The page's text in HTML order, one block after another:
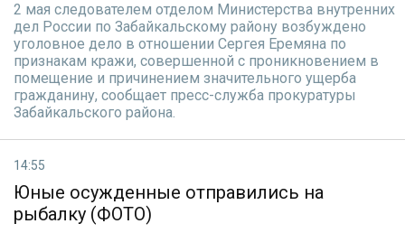
2 мая следователем отделом Министерства внутренних
дел России по Забайкальскому району возбуждено
уголовное дело в отношении Сергея Еремяна по
признакам кражи, совершенной с проникновением в
помещение и причинением значительного ущерба
гражданину, сообщает пресс-служба прокуратуры
Забайкальского района.
14:55
Юные осужденные отправились на
рыбалку (ФОТО)